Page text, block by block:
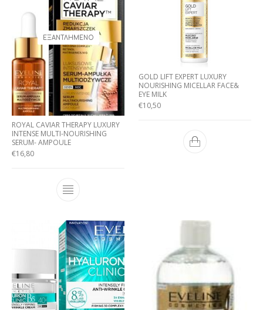
ΕΞΑΝΤΛΗΜΈΝΟ
ROYAL CAVIAR THERAPY LUXURY
INTENSE MULTI-NOURISHING
SERUM- AMPOULE
€16,80
GOLD LIFT EXPERT LUXURY
NOURISHING MICELLAR FACE&
EYE MILK
€10,50